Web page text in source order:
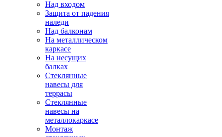
Над входом
Защита от падения
наледи
Над балконам
На металлическом
каркасе
На несущих
балках
Стеклянные
навесы для
террасы
Стеклянные
навесы на
металлокаркасе
Монтаж